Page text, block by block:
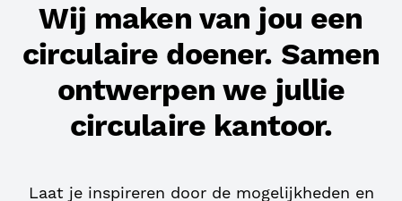
Wij maken van jou een
circulaire doener. Samen
ontwerpen we jullie
circulaire kantoor.
Laat je inspireren door de mogelijkheden en